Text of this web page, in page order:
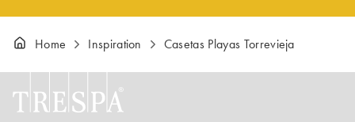
Home Inspiration Casetas Playas Torrevieja